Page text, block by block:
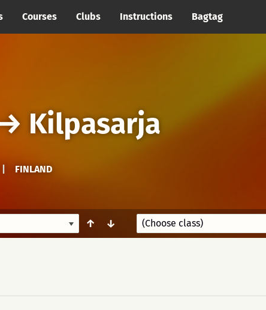
Courses Clubs Instructions Bagtag
Kilpasarja
FINLAND
↑ ↓